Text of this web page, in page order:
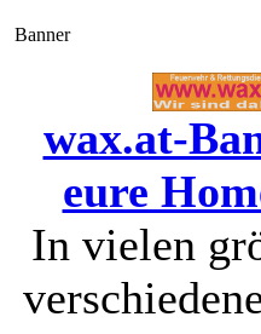
Banner
wax.at-
eure
In vielen